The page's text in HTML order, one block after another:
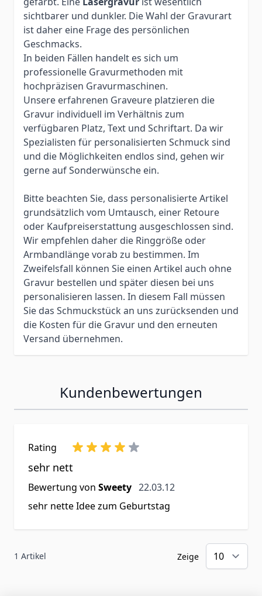
sichtbarer und dunkler. Die Wahl der Gravurart
ist daher eine Frage des persönlichen
Geschmacks.
In beiden Fällen handelt es sich um
professionelle Gravurmethoden mit
hochpräzisen Gravurmaschinen.
Unsere erfahrenen Graveure platzieren die
Gravur individuell im Verhältnis zum
verfügbaren Platz, Text und Schriftart. Da wir
Spezialisten für personalisierten Schmuck sind
und die Möglichkeiten endlos sind, gehen wir
gerne auf Sonderwünsche ein.
Bitte beachten Sie, dass personalisierte Artikel
grundsätzlich vom Umtausch, einer Retoure
oder Kaufpreiserstattung ausgeschlossen sind.
Wir empfehlen daher die Ringgröße oder
Armbandlänge vorab zu bestimmen. Im
Zweifelsfall können Sie einen Artikel auch ohne
Gravur bestellen und später diesen bei uns
personalisieren lassen. In diesem Fall müssen
Sie das Schmuckstück an uns zurücksenden und
die Kosten für die Gravur und den erneuten
Versand übernehmen.
Kundenbewertungen
Rating
sehr nett
Bewertung von Sweety 22. März 2012
22.03.12
sehr nette Idee zum Geburtstag
1 Artikel Zeige